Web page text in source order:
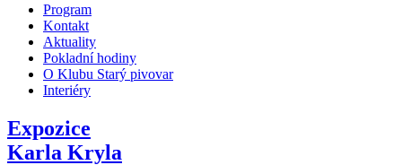
Program
Kontakt
Aktuality
Pokladní hodiny
O Klubu Starý pivovar
Interiéry
Expozice
Karla Kryla